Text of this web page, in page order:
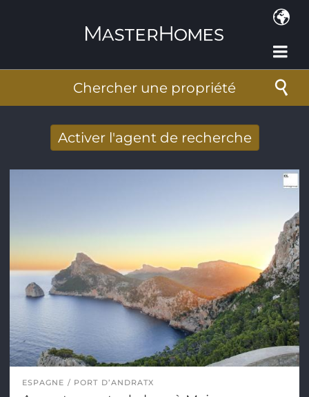
Chercher une propriété
Activer l'agent de recherche
par Email
ESPAGNE PORT D’ANDRATX